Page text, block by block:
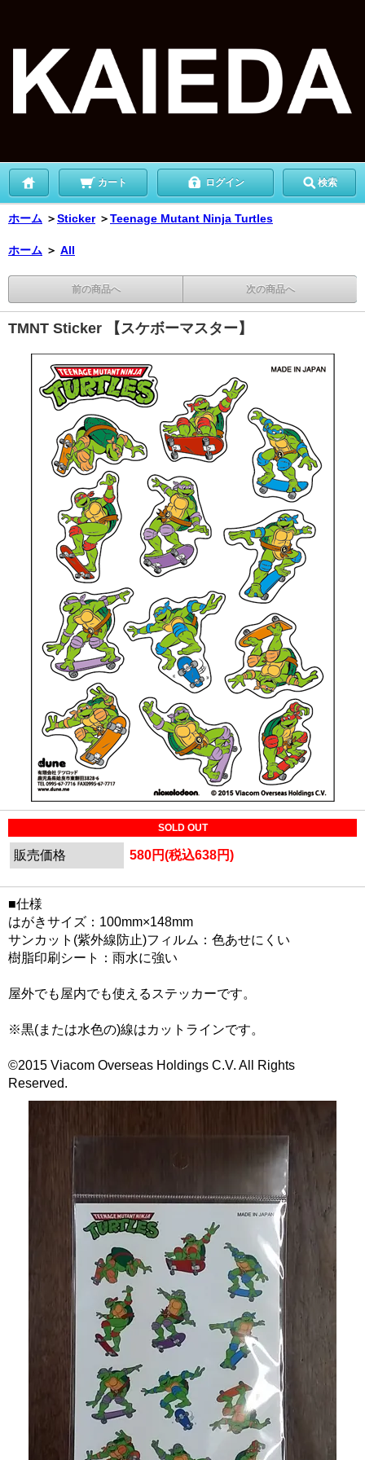
カート ログイン 検索
ホーム ＞Sticker ＞Teenage Mutant Ninja Turtles
ホーム ＞ All
前の商品へ 次の商品へ
TMNT Sticker 【スケボーマスター】
SOLD OUT
販売価格 580円(税込638円)
■仕様
はがきサイズ：100mm×148mm
サンカット(紫外線防止)フィルム：色あせにくい
樹脂印刷シート：雨水に強い
屋外でも屋内でも使えるステッカーです。
※黒(または水色の)線はカットラインです。
©2015 Viacom Overseas Holdings C.V. All Rights
Reserved.